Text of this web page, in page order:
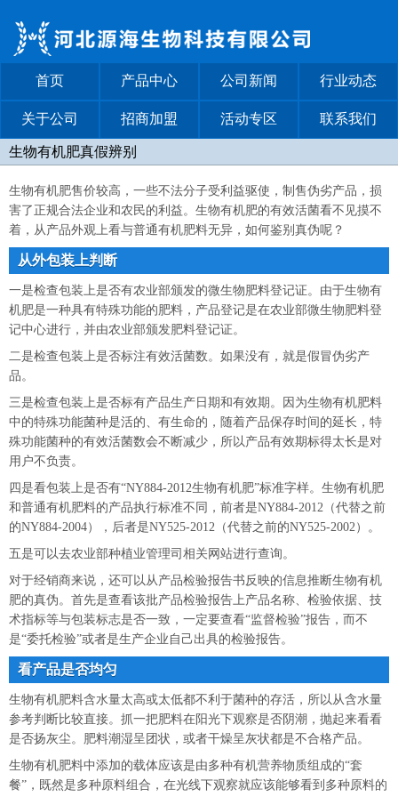
首页 产品中心 公司新闻 行业动态
关于公司 招商加盟 活动专区 联系我们
生物有机肥真假辨别
生物有机肥售价较高，一些不法分子受利益驱使，制售伪劣产品，损
害了正规合法企业和农民的利益。生物有机肥的有效活菌看不见摸不
着，从产品外观上看与普通有机肥料无异，如何鉴别真伪呢？
从外包装上判断
一是检查包装上是否有农业部颁发的微生物肥料登记证。由于生物有
机肥是一种具有特殊功能的肥料，产品登记是在农业部微生物肥料登
记中心进行，并由农业部颁发肥料登记证。
二是检查包装上是否标注有效活菌数。如果没有，就是假冒伪劣产
品。
三是检查包装上是否标有产品生产日期和有效期。因为生物有机肥料
中的特殊功能菌种是活的、有生命的，随着产品保存时间的延长，特
殊功能菌种的有效活菌数会不断减少，所以产品有效期标得太长是对
用户不负责。
四是看包装上是否有“NY884-2012生物有机肥”标准字样。生物有机肥
和普通有机肥料的产品执行标准不同，前者是NY884-2012（代替之前
的NY884-2004），后者是NY525-2012（代替之前的NY525-2002）。
五是可以去农业部种植业管理司相关网站进行查询。
对于经销商来说，还可以从产品检验报告书反映的信息推断生物有机
肥的真伪。首先是查看该批产品检验报告上产品名称、检验依据、技
术指标等与包装标志是否一致，一定要查看“监督检验”报告，而不
是“委托检验”或者是生产企业自己出具的检验报告。
看产品是否均匀
生物有机肥料含水量太高或太低都不利于菌种的存活，所以从含水量
参考判断比较直接。抓一把肥料在阳光下观察是否阴潮，抛起来看看
是否扬灰尘。肥料潮湿呈团状，或者干燥呈灰状都是不合格产品。
生物有机肥料中添加的载体应该是由多种有机营养物质组成的“套
餐”，既然是多种原料组合，在光线下观察就应该能够看到多种原料的